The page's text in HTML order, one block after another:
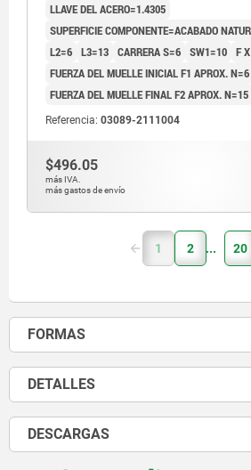
LLAVE DEL ACERO=1.4305
SUPERFICIE COMPONENTE=ACABADO
L2=6 L3=13 CARRERA S=6 SW1=10 F
FUERZA DEL MUELLE INICIAL F1 APROX. N=6
FUERZA DEL MUELLE FINAL F2 APROX. N=15
Referencia: 03089-2111004
$496.05
más IVA.
más gastos de envío
1 2 20
FORMAS
DETALLES
DESCARGAS